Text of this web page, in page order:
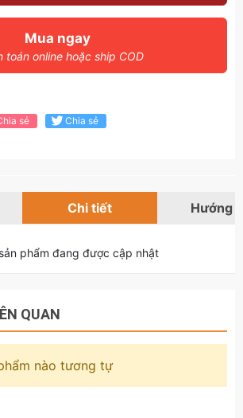
Mua ngay
toán online hoặc ship COD
sẻ Chia sẻ
Chi tiết Hướng
phẩm đang được cập nhật
QUAN
nào tương tự